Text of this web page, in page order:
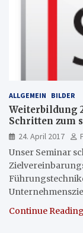
ALLGEMEIN BILDER
Weiterbildung
Schritten zum
24. April 2017
Unser Seminar
Continue Reading